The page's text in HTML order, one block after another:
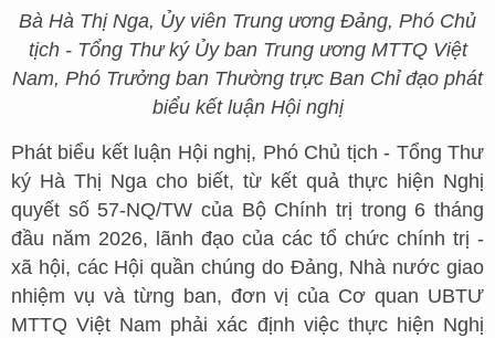
Bà Hà Thị Nga, Ủy viên Trung ương Đảng, Phó Chủ
tịch - Tổng Thư ký Ủy ban Trung ương MTTQ Việt
Nam, Phó Trưởng ban Thường trực Ban Chỉ đạo phát
biểu kết luận Hội nghị
Phát biểu kết luận Hội nghị, Phó Chủ tịch - Tổng Thư
ký Hà Thị Nga cho biết, từ kết quả thực hiện Nghị
quyết số 57-NQ/TW của Bộ Chính trị trong 6 tháng
đầu năm 2026, lãnh đạo của các tổ chức chính trị -
xã hội, các Hội quần chúng do Đảng, Nhà nước giao
nhiệm vụ và từng ban, đơn vị của Cơ quan UBTƯ
MTTQ Việt Nam phải xác định việc thực hiện Nghị